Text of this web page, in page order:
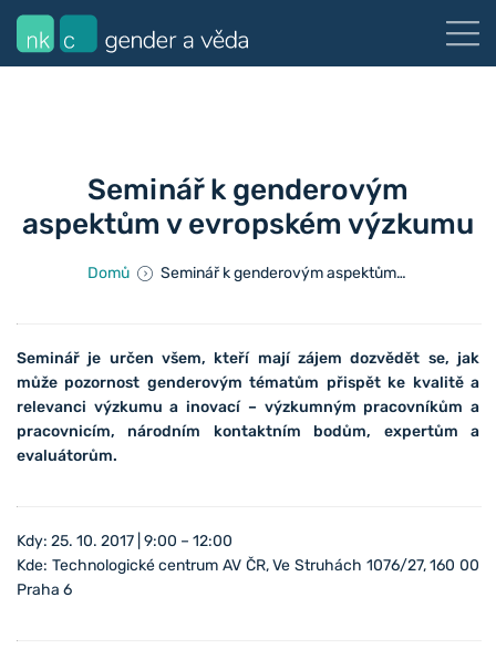
Seminář k genderovým
aspektům v evropském výzkumu
Domů Seminář k genderovým aspektům v evropském výzkumu
Seminář je určen všem, kteří mají zájem dozvědět se, jak
může pozornost genderovým tématům přispět ke kvalitě a
relevanci výzkumu a inovací – výzkumným pracovníkům a
pracovnicím, národním kontaktním bodům, expertům a
evaluátorům.
Kdy: 25. 10. 2017 | 9:00 – 12:00
Kde: Technologické centrum AV ČR, Ve Struhách 1076/27, 160 00
Praha 6